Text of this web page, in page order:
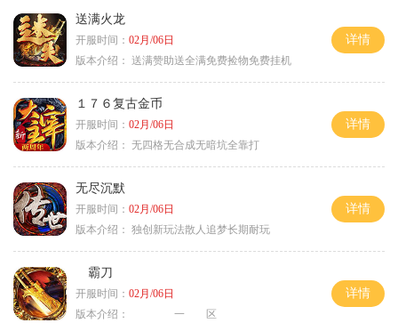
送满火龙
开服时间： 02月/06日
版本介绍： 送满赞助送全满免费捡物免费挂机
详情
１７６复古金币
开服时间： 02月/06日
版本介绍： 无四格无合成无暗坑全靠打
详情
无尽沉默
开服时间： 02月/06日
版本介绍： 独创新玩法散人追梦长期耐玩
详情
霸刀
开服时间： 02月/06日
版本介绍：
一 区
详情